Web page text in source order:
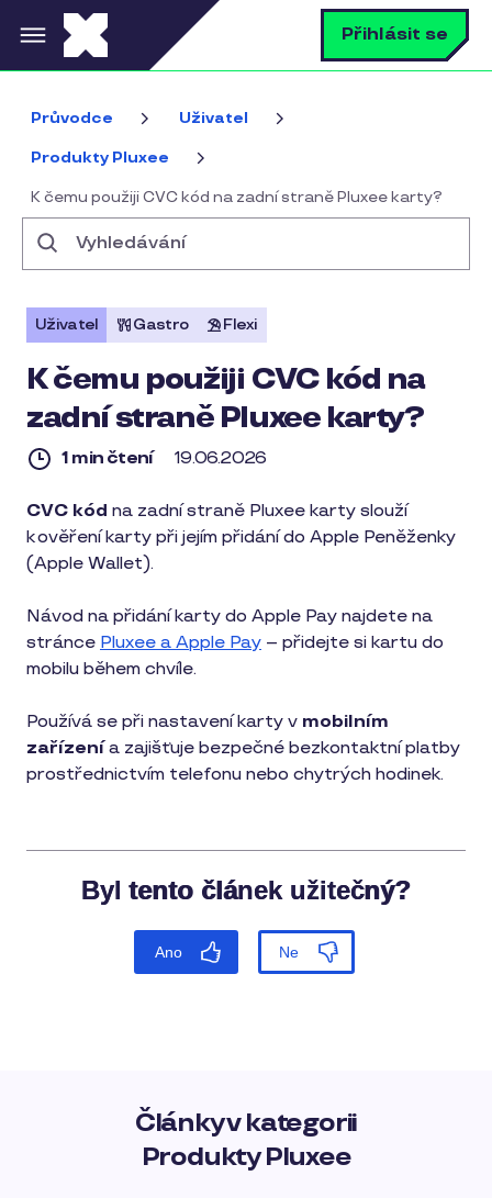
Přejít k hlavnímu obsahu Přihlásit se
Průvodce Uživatel
Produkty Pluxee
K čemu použiji CVC kód na zadní straně Pluxee karty?
Uživatel Gastro Flexi
K čemu použiji CVC kód na
zadní straně Pluxee karty?
1 min čtení 19.06.2026
1
čtení
CVC kód na zadní straně Pluxee karty slouží
k ověření karty při jejím přidání do Apple Peněženky
(Apple Wallet).
Návod na přidání karty do Apple Pay najdete na
stránce Pluxee a Apple Pay – přidejte si kartu do
mobilu během chvíle.
Používá se při nastavení karty v mobilním
zařízenía zajišťuje bezpečné bezkontaktní platby
prostřednictvím telefonu nebo chytrých hodinek.
Články v kategorii
Produkty Pluxee